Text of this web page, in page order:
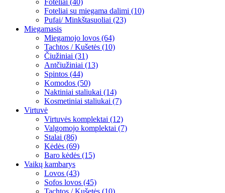
Foteliai (40)
Foteliai su miegama dalimi (10)
Pufai/ Minkštasuoliai (23)
Miegamasis
Miegamojo lovos (64)
Tachtos / Kušetės (10)
Čiužiniai (31)
Antčiužiniai (13)
Spintos (44)
Komodos (50)
Naktiniai staliukai (14)
Kosmetiniai staliukai (7)
Virtuvė
Virtuvės komplektai (12)
Valgomojo komplektai (7)
Stalai (86)
Kėdės (69)
Baro kėdės (15)
Vaikų kambarys
Lovos (43)
Sofos lovos (45)
Tachtos / Kušetės (10)